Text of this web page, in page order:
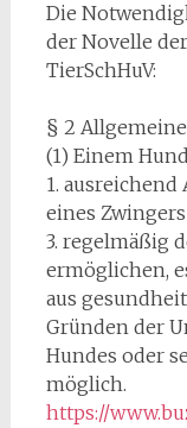
Die
der Novelle
TierSchHuV:
§ 2
(1) Einem
1.
eines
3. regelmäßig
ermöglichen,
aus
Gründen der
Hundes oder
möglich.
https://